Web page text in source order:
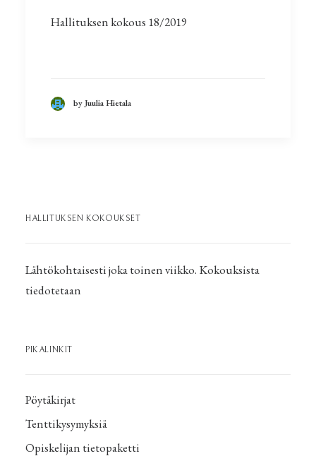
Hallituksen kokous 18/2019
by Juulia Hietala
HALLITUKSEN KOKOUKSET
Lähtökohtaisesti joka toinen viikko. Kokouksista
tiedotetaan
PIKALINKIT
Pöytäkirjat
Tenttikysymyksiä
Opiskelijan tietopaketti